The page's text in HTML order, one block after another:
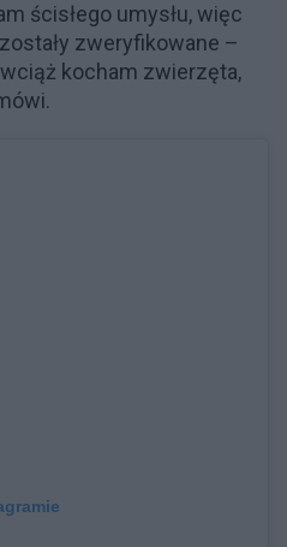
ścisłego umysłu, więc
zweryfikowane –
kocham zwierzęta,